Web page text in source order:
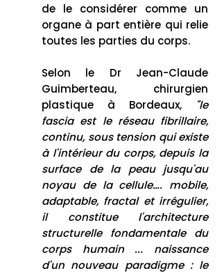
de le considérer comme un
organe à part entière qui relie
toutes les parties du corps.
Selon le Dr Jean-Claude
Guimberteau, chirurgien
plastique à Bordeaux,
"le
fascia est le réseau fibrillaire,
continu, sous tension qui existe
à l'intérieur du corps, depuis la
surface de la peau jusqu'au
noyau de la cellule…. mobile,
adaptable, fractal et irrégulier,
il constitue l'architecture
structurelle fondamentale du
corps humain ... naissance
d'un nouveau paradigme : le